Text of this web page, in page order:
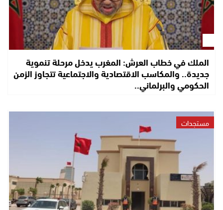
الملك في خطاب العرش: المغرب يدخل مرحلة تنموية
جديدة.. والمكاسب الاقتصادية والاجتماعية تتجاوز الزمن
الحكومي والبرلماني..
مستجدات